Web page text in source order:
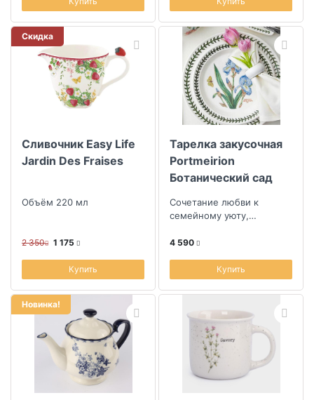
Скидка
Сливочник Easy Life
Jardin Des Fraises
Объём 220 мл
2 350 1 175
Купить
Тарелка закусочная
Portmeirion
Ботанический сад
Сочетание любви к
семейному уюту,
работы и смелостью
4 590
Купить
Новинка!